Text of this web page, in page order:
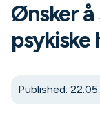
Ønsker
psykiske
Published: